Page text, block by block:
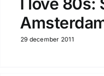
29 december 2011